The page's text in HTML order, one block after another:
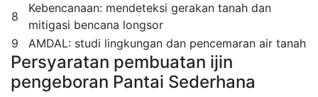
8
Kebencanaan: mendeteksi gerakan tanah dan
mitigasi bencana longsor
9
AMDAL: studi lingkungan dan pencemaran air tanah
Persyaratan pembuatan ijin
pengeboran Pantai Sederhana